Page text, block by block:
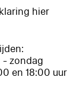
hier
zondag
en 18:00 uur